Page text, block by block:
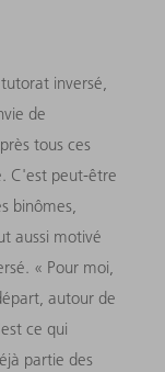
inversé,
de
tous ces
C'est peut-être
binômes,
aussi motivé
« Pour moi,
autour de
ce qui
partie des